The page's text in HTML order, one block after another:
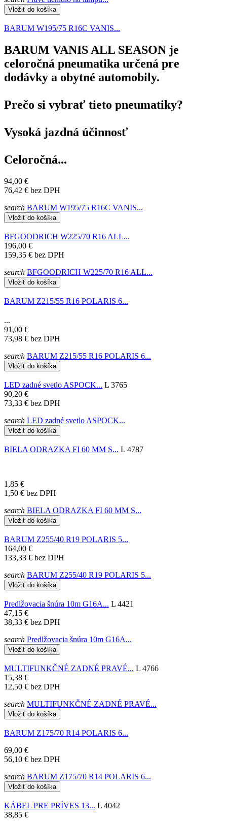
Vložiť do košíka
BARUM W195/75 R16C VANIS...
BARUM VANIS ALL SEASON je
celoročná pneumatika určená pre
dodávky a obytné automobily.
Prečo si vybrať tieto pneumatiky?
Vysoká jazdná účinnosť
Celoročná...
94,00 €
76,42 € bez DPH
search BARUM W195/75 R16C VANIS...
Vložiť do košíka
BFGOODRICH W225/70 R16 ALL...
196,00 €
159,35 € bez DPH
search BFGOODRICH W225/70 R16 ALL...
Vložiť do košíka
BARUM Z215/55 R16 POLARIS 6...
...
91,00 €
73,98 € bez DPH
search BARUM Z215/55 R16 POLARIS 6...
Vložiť do košíka
LED zadné svetlo ASPOCK... L 3765
90,20 €
73,33 € bez DPH
search LED zadné svetlo ASPOCK...
Vložiť do košíka
BIELA ODRAZKA FI 60 MM S... L 4787
1,85 €
1,50 € bez DPH
search BIELA ODRAZKA FI 60 MM S...
Vložiť do košíka
BARUM Z255/40 R19 POLARIS 5...
164,00 €
133,33 € bez DPH
search BARUM Z255/40 R19 POLARIS 5...
Vložiť do košíka
Predlžovacia šnúra 10m G16A... L 4421
47,15 €
38,33 € bez DPH
search Predlžovacia šnúra 10m G16A...
Vložiť do košíka
MULTIFUNKČNÉ ZADNÉ PRAVÉ... L 4766
15,38 €
12,50 € bez DPH
search MULTIFUNKČNÉ ZADNÉ PRAVÉ...
Vložiť do košíka
BARUM Z175/70 R14 POLARIS 6...
69,00 €
56,10 € bez DPH
search BARUM Z175/70 R14 POLARIS 6...
Vložiť do košíka
KÁBEL PRE PRÍVES 13... L 4042
38,85 €